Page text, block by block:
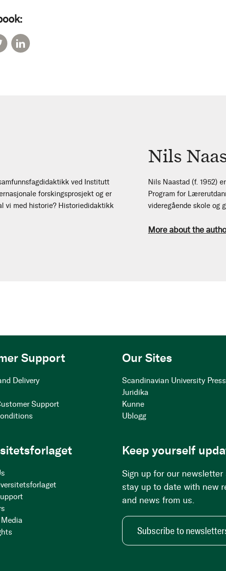
ved Institutt
forskingsprosjekt og er
vi med historie? Historiedidaktikk
Nils
Nils Naastad (f. 1952)
Program for
videregående skole og
More about the
Support
Delivery
Support
Our Sites
Scandinavian University Press
Juridika
Kunne
Ublogg
Keep yourself
Sign up for our newsletter
stay up to date with new
and news from us.
Subscribe to